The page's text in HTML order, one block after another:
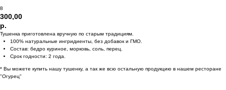
8
300,00
р.
Тушенка приготовлена вручную по старым традициям.
100% натуральные ингридиенты, без добавок и ГМО.
Состав: бедро куриное, морковь, соль, перец.
Срок годности: 2 года.
* Вы можете купить нашу тушенку, а так же всю остальную продукцию в нашем ресторане
"Огурец"